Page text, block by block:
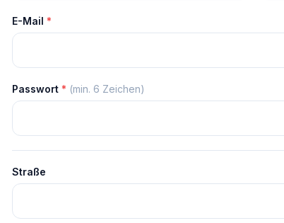
E-Mail *
Passwort * (min. 6 Zeichen)
Straße